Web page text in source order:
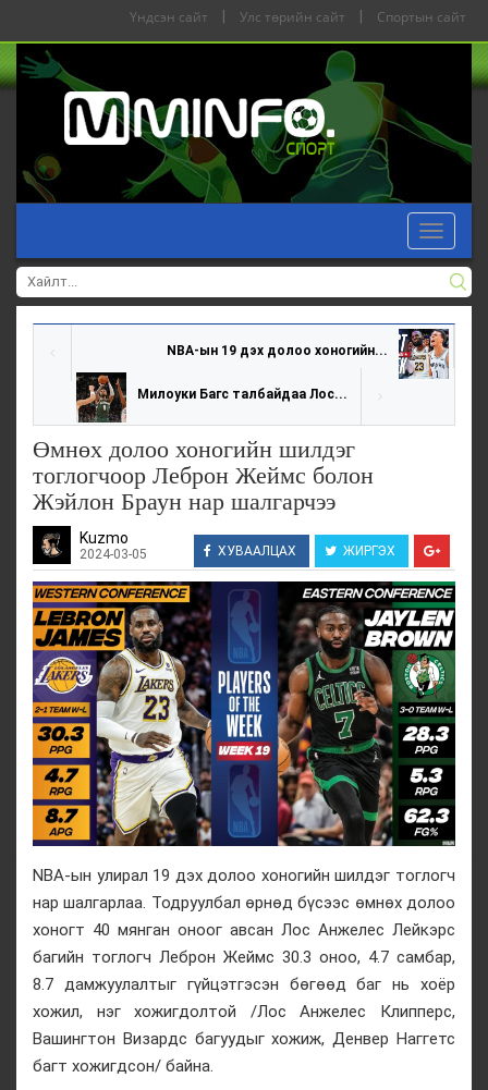
Үндсэн сайт Улс төрийн сайт Спортын сайт
Toggle
NBA-ын 19 дэх долоо хоногийн...
Милоуки Багс талбайдаа Лос...
Өмнөх долоо хоногийн шилдэг
тоглогчоор Леброн Жеймс болон
Жэйлон Браун нар шалгарчээ
Kuzmo
2024-03-05 ХУВААЛЦАХ ЖИРГЭХ
NBA-ын улирал 19 дэх долоо хоногийн шилдэг тоглогч
нар шалгарлаа. Тодруулбал өрнөд бүсээс өмнөх долоо
хоногт 40 мянган оноог авсан Лос Анжелес Лейкэрс
багийн тоглогч Леброн Жеймс 30.3 оноо, 4.7 самбар,
8.7 дамжуулалтыг гүйцэтгэсэн бөгөөд баг нь хоёр
хожил, нэг хожигдолтой /Лос Анжелес Клипперс,
Вашингтон Визардс багуудыг хожиж, Денвер Наггетс
багт хожигдсон/ байна.